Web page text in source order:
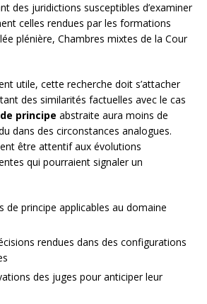
des juridictions susceptibles d’examiner
celles rendues par les formations
plénière, Chambres mixtes de la Cour
utile, cette recherche doit s’attacher
des similarités factuelles avec le cas
principe abstraite aura moins de
dans des circonstances analogues.
être attentif aux évolutions
qui pourraient signaler un
de principe applicables au domaine
rendues dans des configurations
des juges pour anticiper leur